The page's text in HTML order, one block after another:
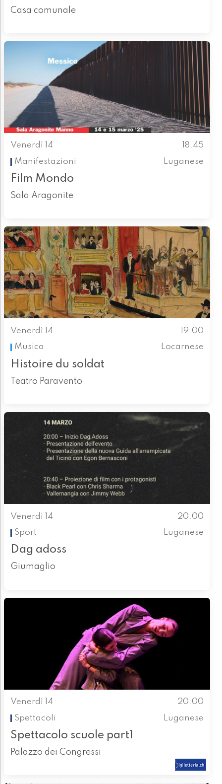
Casa comunale
Venerdì 14
18.45
Manifestazioni
Luganese
Film Mondo
Sala Aragonite
Venerdì 14
19.00
Musica
Locarnese
Histoire du soldat
Teatro Paravento
Venerdì 14
20.00
Sport
Luganese
Dag adoss
Giumaglio
Venerdì 14
20.00
Spettacoli
Luganese
Spettacolo scuole part1
Palazzo dei Congressi